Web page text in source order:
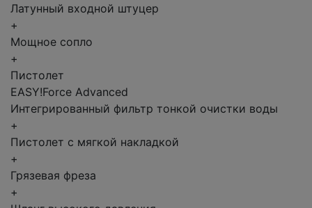
Латунный входной штуцер
+
Мощное сопло
+
Пистолет
EASY!Force Advanced
Интегрированный фильтр тонкой очистки воды
+
Пистолет с мягкой накладкой
+
Грязевая фреза
+